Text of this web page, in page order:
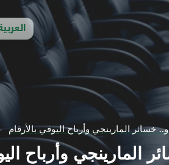
خسائر المارينجي وأرباح اليوفي بالأرقام
المارينجي وأرباح